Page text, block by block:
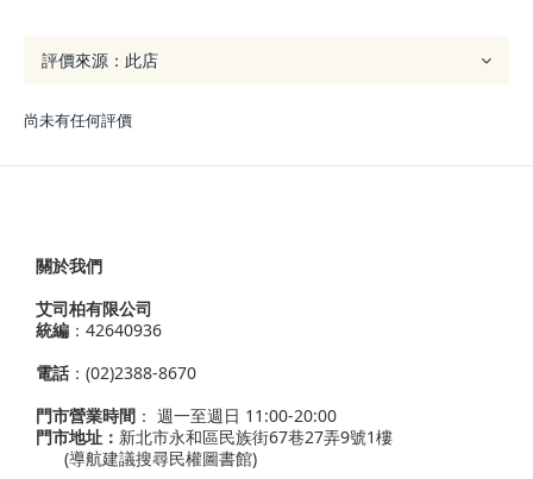
尚未有任何評價
關於我們
艾司柏有限公司
統編 ：42640936
電話：(02)2388-8670
門市營業時間 ： 週一至週日 11:00-20:00
門市地址： 新北市永和區民族街67巷27弄9號1樓
(導航建議搜尋民權圖書館)